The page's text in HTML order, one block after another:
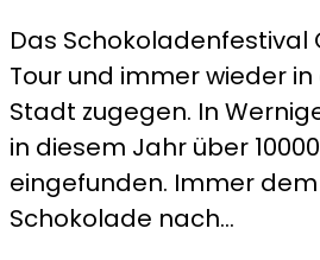
Das Schokoladenfestival
Tour und immer wieder
Stadt zugegen. In
in diesem Jahr über
eingefunden. Immer
Schokolade nach…